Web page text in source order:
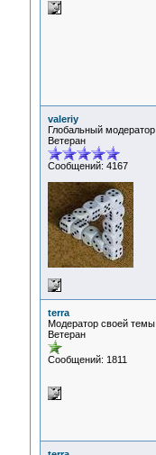
valeriy
Глобальный модератор
Ветеран
Сообщений: 4167
terra
Модератор своей темы
Ветеран
Сообщений: 1811